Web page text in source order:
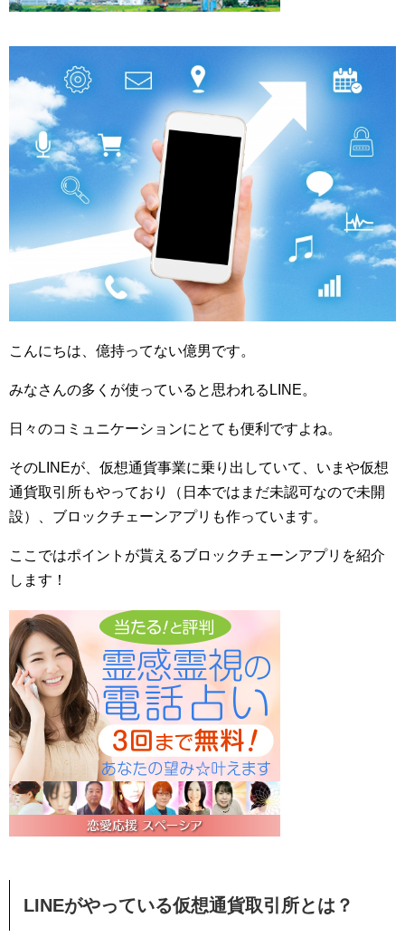
こんにちは、億持ってない億男です。
みなさんの多くが使っていると思われるLINE。
日々のコミュニケーションにとても便利ですよね。
そのLINEが、仮想通貨事業に乗り出していて、いまや仮想
通貨取引所もやっており（日本ではまだ未認可なので未開
設）、ブロックチェーンアプリも作っています。
ここではポイントが貰えるブロックチェーンアプリを紹介
します！
LINEがやっている仮想通貨取引所とは？